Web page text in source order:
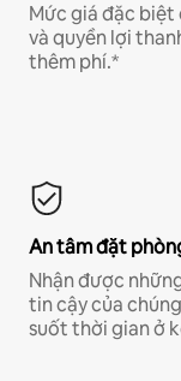
Mức giá đặc biệt
và quyền lợi
thêm phí.*
An tâm đặt
Nhận được
tin cậy của
suốt thời gian ở